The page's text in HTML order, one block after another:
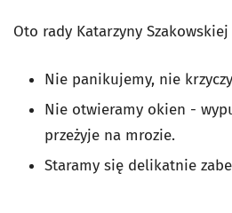
Oto rady Katarzyny Szakowskiej
Nie panikujemy, nie
Nie otwieramy okien -
przeżyje na mrozie.
Staramy się delikatnie